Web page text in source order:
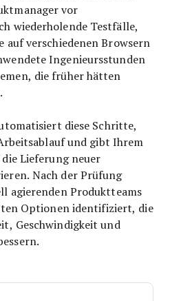
vor
wiederholende Testfälle,
auf verschiedenen Browsern
Ingenieursstunden
die früher hätten
diese Schritte,
und gibt Ihrem
Lieferung neuer
Nach der Prüfung
agierenden Produktteams
Optionen identifiziert, die
Geschwindigkeit und